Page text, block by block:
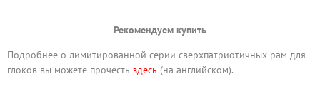
Рекомендуем купить
Подробнее о лимитированной серии сверхпатриотичных рам для
глоков вы можете прочесть здесь (на английском).